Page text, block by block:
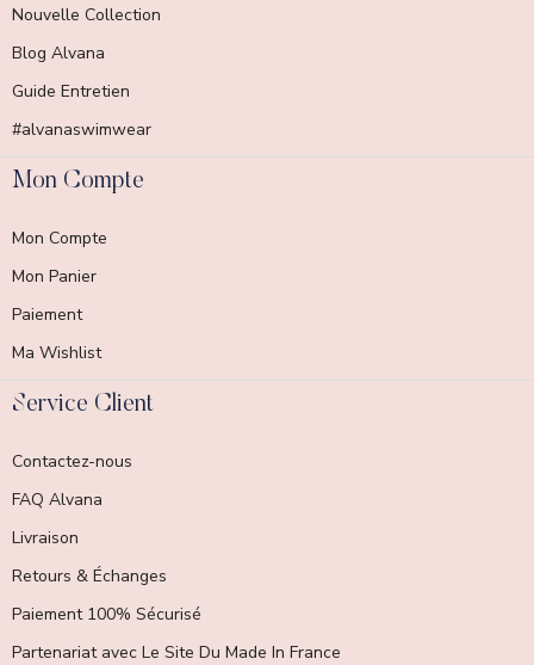
Nouvelle Collection
Blog Alvana
Guide Entretien
#alvanaswimwear
Mon Compte
Mon Compte
Mon Panier
Paiement
Ma Wishlist
Service Client
Contactez-nous
FAQ Alvana
Livraison
Retours & Échanges
Paiement 100% Sécurisé
Partenariat avec Le Site Du Made In France